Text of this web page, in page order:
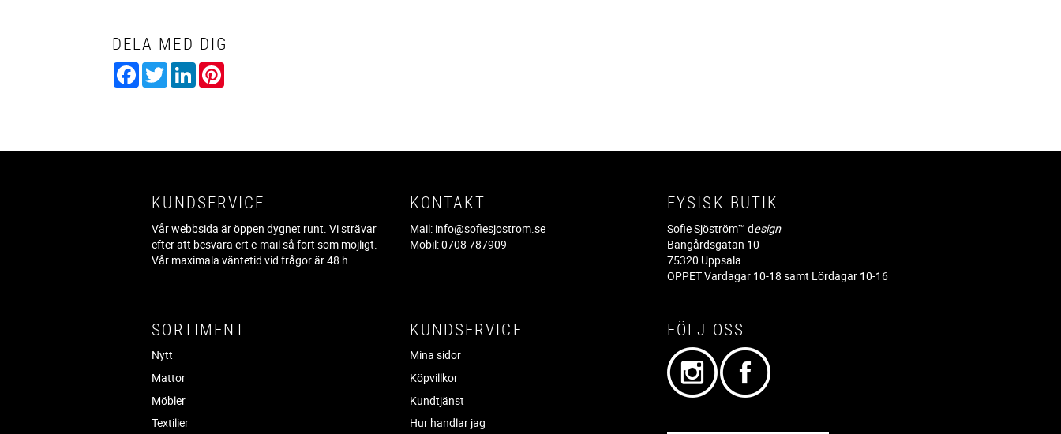
DELA MED DIG
Facebook
TwitterLinkedIn
KUNDSERVICE
Vår webbsida är öppen dygnet runt. Vi strävar
efter att besvara ert e-mail så fort som möjligt.
Vår maximala väntetid vid frågor är 48 h.
KONTAKT
Mail: info@sofiesjostrom.se
Mobil: 0708 787909
FYSISK BUTIK
Sofie Sjöström™ design
Bangårdsgatan 10
75320 Uppsala
ÖPPET Vardagar 10-18 samt Lördagar 10-16
SORTIMENT
Nytt
Mattor
Möbler
Textilier
KUNDSERVICE
Mina sidor
Köpvillkor
Kundtjänst
Hur handlar jag
FÖLJ OSS